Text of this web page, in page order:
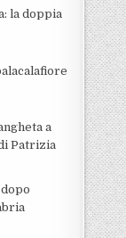
la doppia
a
Patrizia